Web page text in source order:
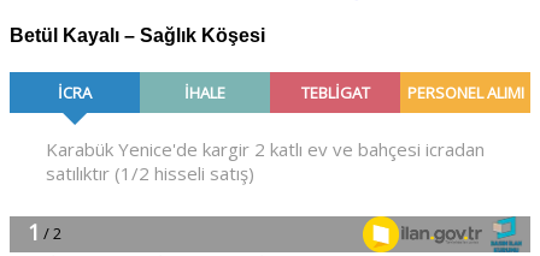
Betül Kayalı – Sağlık Köşesi